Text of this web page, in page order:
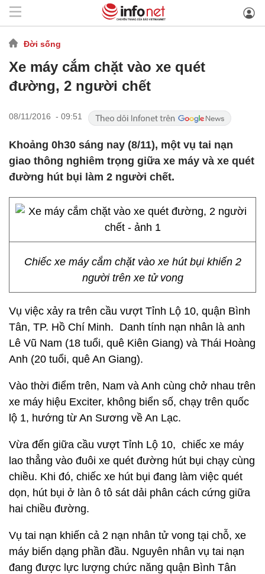
Đời sống
Xe máy cắm chặt vào xe quét
đường, 2 người chết
08/11/2016 - 09:51
Khoảng 0h30 sáng nay (8/11), một vụ tai nạn
giao thông nghiêm trọng giữa xe máy và xe quét
đường hút bụi làm 2 người chết.
Chiếc xe máy cắm chặt vào xe hút bụi khiến 2
người trên xe tử vong
Vụ việc xảy ra trên cầu vượt Tỉnh Lộ 10, quận Bình
Tân, TP. Hồ Chí Minh. Danh tính nạn nhân là anh
Lê Vũ Nam (18 tuổi, quê Kiên Giang) và Thái Hoàng
Anh (20 tuổi, quê An Giang).
Vào thời điểm trên, Nam và Anh cùng chở nhau trên
xe máy hiệu Exciter, không biển số, chạy trên quốc
lộ 1, hướng từ An Sương về An Lạc.
Vừa đến giữa cầu vượt Tỉnh Lộ 10, chiếc xe máy
lao thẳng vào đuôi xe quét đường hút bụi chạy cùng
chiều. Khi đó, chiếc xe hút bụi đang làm việc quét
dọn, hút bụi ở làn ô tô sát dải phân cách cứng giữa
hai chiều đường.
Vụ tai nạn khiến cả 2 nạn nhân tử vong tại chỗ, xe
máy biến dạng phần đầu. Nguyên nhân vụ tai nạn
đang được lực lượng chức năng quận Bình Tân